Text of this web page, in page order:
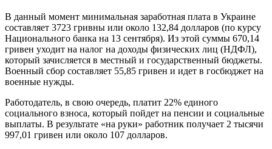
В данный момент минимальная заработная плата в Украине
составляет 3723 гривны или около 132,84 долларов (по курсу
Национального банка на 13 сентября). Из этой суммы 670,14
гривен уходит на налог на доходы физических лиц (НДФЛ),
который зачисляется в местный и государственный бюджеты.
Военный сбор составляет 55,85 гривен и идет в госбюджет на
военные нужды.
Работодатель, в свою очередь, платит 22% единого
социального взноса, который пойдет на пенсии и социальные
выплаты. В результате «на руки» работник получает 2 тысячи
997,01 гривен или около 107 долларов.